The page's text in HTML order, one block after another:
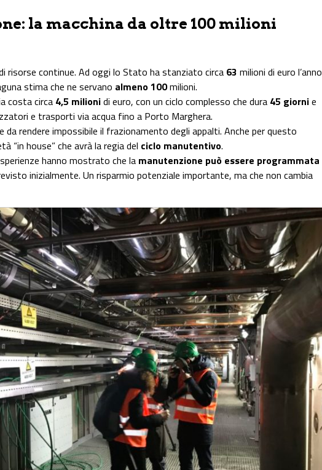
la macchina da oltre 100 milioni
risorse continue. Ad oggi lo Stato ha stanziato circa 63 milioni di euro l’anno
stima che ne servano almeno 100milioni.
costa circa 4,5 milionidi euro, con un ciclo complesso che dura 45 giornie
e trasporti via acqua fino a Porto Marghera.
rendere impossibile il frazionamento degli appalti. Anche per questo
“in house” che avrà la regia del ciclo manutentivo.
hanno mostrato che la manutenzione può essere programmata
inizialmente. Un risparmio potenziale importante, ma che non cambia